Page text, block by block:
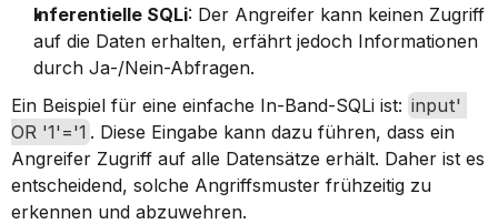
Inferentielle SQLi: Der Angreifer kann keinen Zugriff
auf die Daten erhalten, erfährt jedoch Informationen
durch Ja-/Nein-Abfragen.
Ein Beispiel für eine einfache In-Band-SQLi ist: input'
OR '1'='1 . Diese Eingabe kann dazu führen, dass ein
Angreifer Zugriff auf alle Datensätze erhält. Daher ist es
entscheidend, solche Angriffsmuster frühzeitig zu
erkennen und abzuwehren.